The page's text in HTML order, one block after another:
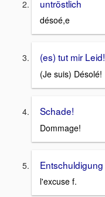
untröstlich
désoé,e
(es) tut mir Leid!
(Je suis) Désolé!
Schade!
Dommage!
Entschuldigung
l'excuse f.